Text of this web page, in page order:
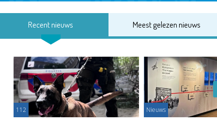
Recent nieuws Meest gelezen nieuws
112 Nieuws